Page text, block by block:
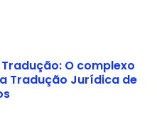
O complexo
Tradução Jurídica de